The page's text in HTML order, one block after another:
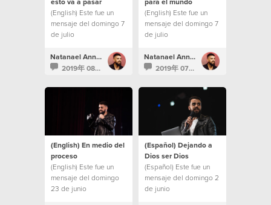
(English) Este fue un
mensaje del domingo 7
de julio
Natanael Annacondia
2019年 08月 6日
(English) Este fue un
mensaje del domingo 7
de julio
Natanael Annacondia
2019年 07月 7日
(English) En medio del
proceso
(English) Este fue un
mensaje del domingo
23 de junio
(Español) Dejando a
Dios ser Dios
(Español) Este fue un
mensaje del domingo 2
de junio